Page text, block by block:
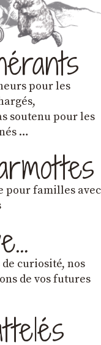
pour les
soutenu pour les
…
pour familles avec
curiosité, nos
de vos futures